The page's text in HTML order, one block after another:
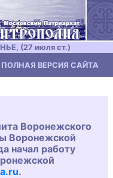
(27 июля ст.)
ПОЛНАЯ ВЕРСИЯ САЙТА
Воронежского
Воронежской
начал работу
.